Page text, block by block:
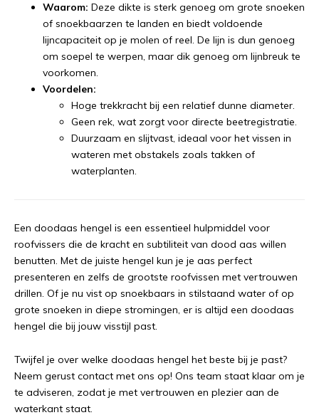
Waarom: Deze dikte is sterk genoeg om grote snoeken
of snoekbaarzen te landen en biedt voldoende
lijncapaciteit op je molen of reel. De lijn is dun genoeg
om soepel te werpen, maar dik genoeg om lijnbreuk te
voorkomen.
Voordelen:
Hoge trekkracht bij een relatief dunne diameter.
Geen rek, wat zorgt voor directe beetregistratie.
Duurzaam en slijtvast, ideaal voor het vissen in
wateren met obstakels zoals takken of
waterplanten.
Een doodaas hengel is een essentieel hulpmiddel voor
roofvissers die de kracht en subtiliteit van dood aas willen
benutten. Met de juiste hengel kun je je aas perfect
presenteren en zelfs de grootste roofvissen met vertrouwen
drillen. Of je nu vist op snoekbaars in stilstaand water of op
grote snoeken in diepe stromingen, er is altijd een doodaas
hengel die bij jouw visstijl past.
Twijfel je over welke doodaas hengel het beste bij je past?
Neem gerust contact met ons op! Ons team staat klaar om je
te adviseren, zodat je met vertrouwen en plezier aan de
waterkant staat.